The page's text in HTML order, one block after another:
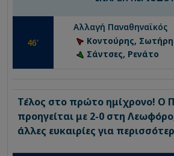
46'
Αλλαγή Παναθηναϊκός
Κοντούρης,
Σάντσες, Ρενάτο
Τέλος στο πρώτο ημίχρονο! Ο
προηγείται με 2-0 στη
άλλες ευκαιρίες για